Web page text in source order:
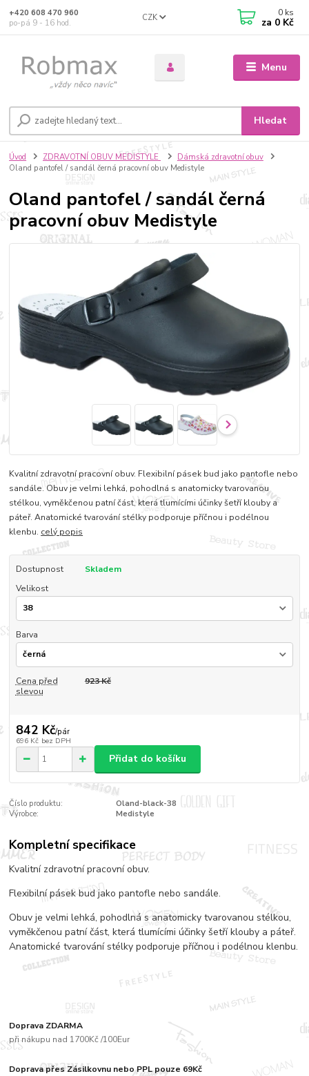
Menu
CZK
Hledat
+420 608 470 960
po-pá 9 - 16 hod.
0 ks
za 0 Kč
Úvod ZDRAVOTNÍ OBUV MEDISTYLE
Dámská zdravotní obuv
Oland pantofel / sandál černá pracovní obuv Medistyle
Oland pantofel / sandál černá
pracovní obuv Medistyle
Kvalitní zdravotní pracovní obuv. Flexibilní pásek bud jako pantofle nebo
sandále. Obuv je velmi lehká, pohodlná s anatomicky tvarovanou
stélkou, vyměkčenou patní část, která tlumícími účinky šetří klouby a
páteř. Anatomické tvarování stélky podporuje příčnou i podélnou
klenbu. celý popis
Dostupnost
Skladem
Velikost
Barva
Cena před
slevou
923 Kč
842 Kč/pár
696 Kč bez DPH
Přidat do košíku
Číslo produktu:
Oland-black-38
Výrobce:
Medistyle
Doprava ZDARMA
při nákupu nad 1700Kč /100Eur
Doprava přes Zásilkovnu nebo PPL pouze 69Kč
Kompletní specifikace
Kvalitní zdravotní pracovní obuv.
Flexibilní pásek bud jako pantofle nebo sandále.
Obuv je velmi lehká, pohodlná s anatomicky tvarovanou stélkou,
vyměkčenou patní část, která tlumícími účinky šetří klouby a páteř.
Anatomické tvarování stélky podporuje příčnou i podélnou klenbu.